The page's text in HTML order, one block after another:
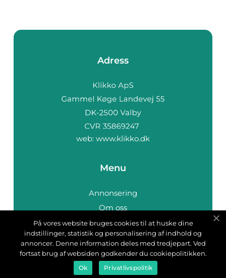
Adress
web: www.klikko.dk
Menu
Annonsering
Om oss
Cookies
Kontakta oss
Sitemap
På vores website bruges cookies til at huske dine
indstillinger, statistik og personalisering af indhold og
annoncer. Denne information deles med tredjepart. Ved
fortsat brug af websiden godkender du cookiepolitikken.
Ok Privatlivspolitik